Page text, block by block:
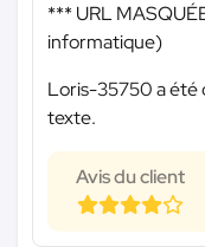
*** URL
informatique)
Loris-35750 a été
texte.
Avis du client